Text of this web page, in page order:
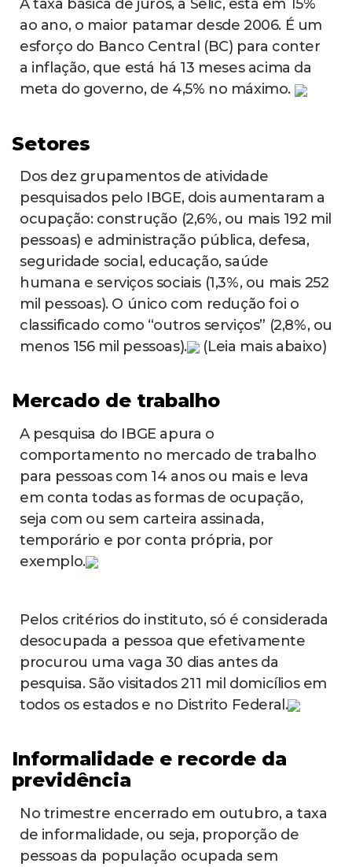
A taxa básica de juros, a Selic, está em 15%
ao ano, o maior patamar desde 2006. É um
esforço do Banco Central (BC) para conter
a inflação, que está há 13 meses acima da
meta do governo, de 4,5% no máximo.
Setores
Dos dez grupamentos de atividade
pesquisados pelo IBGE, dois aumentaram a
ocupação: construção (2,6%, ou mais 192 mil
pessoas) e administração pública, defesa,
seguridade social, educação, saúde
humana e serviços sociais (1,3%, ou mais 252
mil pessoas). O único com redução foi o
classificado como “outros serviços” (2,8%, ou
menos 156 mil pessoas).
(Leia mais abaixo)
Mercado de trabalho
A pesquisa do IBGE apura o
comportamento no mercado de trabalho
para pessoas com 14 anos ou mais e leva
em conta todas as formas de ocupação,
seja com ou sem carteira assinada,
temporário e por conta própria, por
exemplo.
Pelos critérios do instituto, só é considerada
desocupada a pessoa que efetivamente
procurou uma vaga 30 dias antes da
pesquisa. São visitados 211 mil domicílios em
todos os estados e no Distrito Federal.
Informalidade e recorde da
previdência
No trimestre encerrado em outubro, a taxa
de informalidade, ou seja, proporção de
pessoas da população ocupada sem